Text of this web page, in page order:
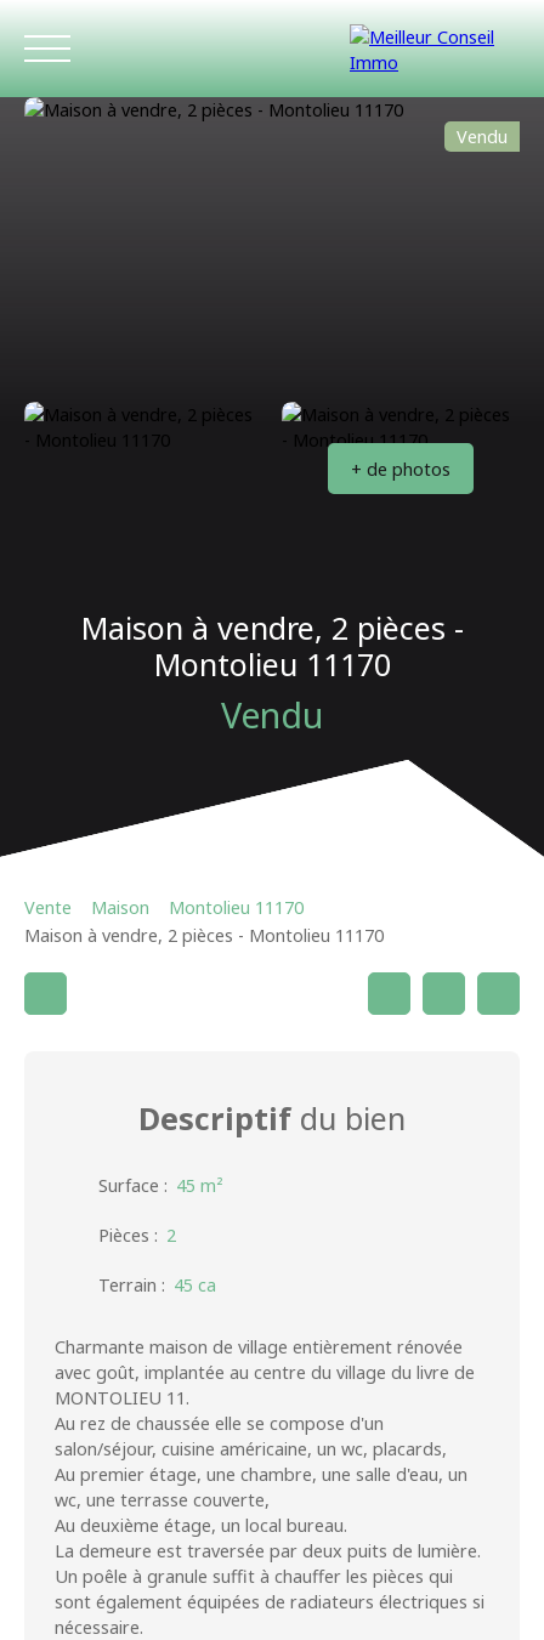
Vendu
+ de photos
Maison à vendre, 2 pièces -
Montolieu 11170
Vendu
Vente Maison
Montolieu 11170
Maison à vendre, 2 pièces - Montolieu 11170
Descriptif du bien
Surface : 45 m²
Pièces : 2
Terrain : 45 ca
Charmante maison de village entièrement rénovée
avec goût, implantée au centre du village du livre de
MONTOLIEU 11.
Au rez de chaussée elle se compose d'un
salon/séjour, cuisine américaine, un wc, placards,
Au premier étage, une chambre, une salle d'eau, un
wc, une terrasse couverte,
Au deuxième étage, un local bureau.
La demeure est traversée par deux puits de lumière.
Un poêle à granule suffit à chauffer les pièces qui
sont également équipées de radiateurs électriques si
nécessaire.